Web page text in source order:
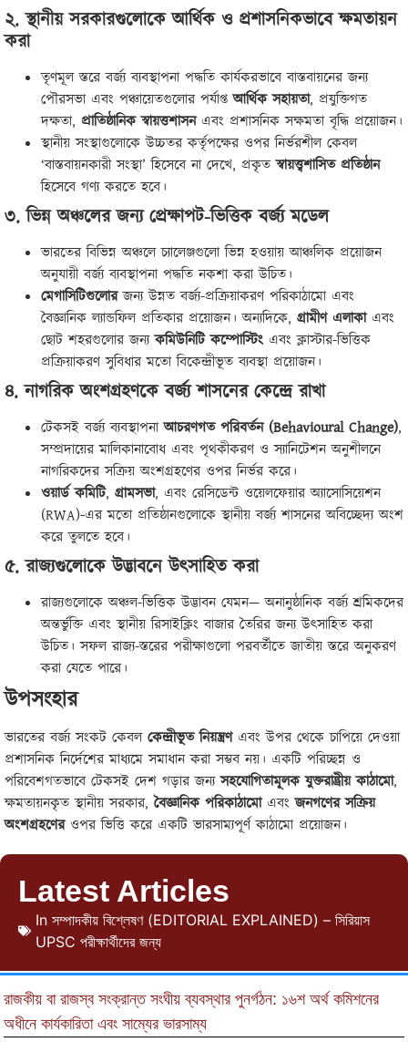
২. স্থানীয় সরকারগুলোকে আর্থিক ও প্রশাসনিকভাবে ক্ষমতায়ন
করা
তৃণমূল স্তরে বর্জ্য ব্যবস্থাপনা পদ্ধতি কার্যকরভাবে বাস্তবায়নের জন্য
পৌরসভা এবং পঞ্চায়েতগুলোর পর্যাপ্তআর্থিক সহায়তা, প্রযুক্তিগত
দক্ষতা, প্রাতিষ্ঠানিক স্বায়ত্তশাসনএবং প্রশাসনিক সক্ষমতা বৃদ্ধি প্রয়োজন।
স্থানীয় সংস্থাগুলোকে উচ্চতর কর্তৃপক্ষের ওপর নির্ভরশীল কেবল
‘বাস্তবায়নকারী সংস্থা’ হিসেবে না দেখে, প্রকৃতস্বায়ত্ত্বশাসিত প্রতিষ্ঠান
হিসেবে গণ্য করতে হবে।
৩. ভিন্ন অঞ্চলের জন্য প্রেক্ষাপট-ভিত্তিক বর্জ্য মডেল
ভারতের বিভিন্ন অঞ্চলে চ্যালেঞ্জগুলো ভিন্ন হওয়ায় আঞ্চলিক প্রয়োজন
অনুযায়ী বর্জ্য ব্যবস্থাপনা পদ্ধতি নকশা করা উচিত।
মেগাসিটিগুলোরজন্য উন্নত বর্জ্য-প্রক্রিয়াকরণ পরিকাঠামো এবং
বৈজ্ঞানিক ল্যান্ডফিল প্রতিকার প্রয়োজন। অন্যদিকে, গ্রামীণ এলাকাএবং
ছোট শহরগুলোর জন্যকমিউনিটি কম্পোস্টিং এবং ক্লাস্টার-ভিত্তিক
প্রক্রিয়াকরণ সুবিধার মতো বিকেন্দ্রীভূত ব্যবস্থা প্রয়োজন।
৪. নাগরিক অংশগ্রহণকে বর্জ্য শাসনের কেন্দ্রে রাখা
টেকসই বর্জ্য ব্যবস্থাপনাআচরণগত পরিবর্তন (Behavioural Change),
সম্প্রদায়ের মালিকানাবোধ এবং পৃথকীকরণ ও স্যানিটেশন অনুশীলনে
নাগরিকদের সক্রিয় অংশগ্রহণের ওপর নির্ভর করে।
ওয়ার্ড কমিটি, গ্রামসভা, এবং রেসিডেন্ট ওয়েলফেয়ার অ্যাসোসিয়েশন
(RWA)-এর মতো প্রতিষ্ঠানগুলোকে স্থানীয় বর্জ্য শাসনের অবিচ্ছেদ্য অংশ
করে তুলতে হবে।
৫. রাজ্যগুলোকে উদ্ভাবনে উৎসাহিত করা
রাজ্যগুলোকে অঞ্চল-ভিত্তিক উদ্ভাবন যেমন— অনানুষ্ঠানিক বর্জ্য শ্রমিকদের
অন্তর্ভুক্তি এবং স্থানীয় রিসাইক্লিং বাজার তৈরির জন্য উৎসাহিত করা
উচিত। সফল রাজ্য-স্তরের পরীক্ষাগুলো পরবর্তীতে জাতীয় স্তরে অনুকরণ
করা যেতে পারে।
উপসংহার
ভারতের বর্জ্য সংকট কেবল কেন্দ্রীভূত নিয়ন্ত্রণএবং উপর থেকে চাপিয়ে দেওয়া
প্রশাসনিক নির্দেশের মাধ্যমে সমাধান করা সম্ভব নয়। একটি পরিচ্ছন্ন ও
পরিবেশগতভাবে টেকসই দেশ গড়ার জন্যসহযোগিতামূলক যুক্তরাষ্ট্রীয় কাঠামো,
ক্ষমতায়নকৃত স্থানীয় সরকার,বৈজ্ঞানিক পরিকাঠামোএবংজনগণের সক্রিয়
অংশগ্রহণেরওপর ভিত্তি করে একটি ভারসাম্যপূর্ণ কাঠামো প্রয়োজন।
Latest Articles
In সম্পাদকীয় বিশ্লেষণ (EDITORIAL EXPLAINED) – সিরিয়াস
UPSC পরীক্ষার্থীদের জন্য
রাজকীয় বা রাজস্ব সংক্রান্ত সংঘীয় ব্যবস্থার পুনর্গঠন: ১৬শ অর্থ কমিশনের
অধীনে কার্যকারিতা এবং সাম্যের ভারসাম্য